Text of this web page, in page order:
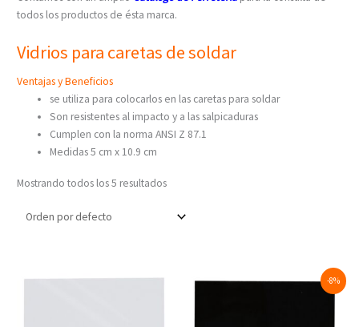
todos los productos de ésta marca.
Vidrios para caretas de soldar
Ventajas y Beneficios
se utiliza para colocarlos en las caretas para soldar
Son resistentes al impacto y a las salpicaduras
Cumplen con la norma ANSI Z 87.1
Medidas 5 cm x 10.9 cm
Mostrando todos los 5 resultados
-8%